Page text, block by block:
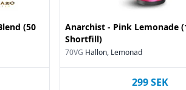
(50
Anarchist - Pink Lemonade
Shortfill)
70VG Hallon, Lemonad
299SEK